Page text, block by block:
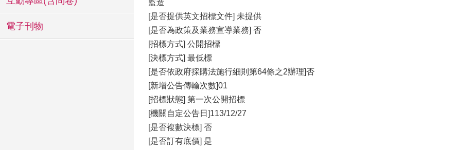
電子刊物
監造
[是否提供英文招標文件] 未提供
[是否為政策及業務宣導業務] 否
[招標方式] 公開招標
[決標方式] 最低標
[是否依政府採購法施行細則第64條之2辦理]否
[新增公告傳輸次數]01
[招標狀態] 第一次公開招標
[機關自定公告日]113/12/27
[是否複數決標] 否
[是否訂有底價] 是